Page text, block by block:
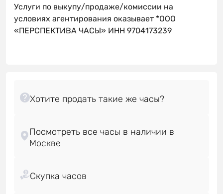
Услуги по выкупу/продаже/комиссии на
условиях агентирования оказывает *ООО
«ПЕРСПЕКТИВА ЧАСЫ» ИНН 9704173239
Посмотреть все часы в наличии в